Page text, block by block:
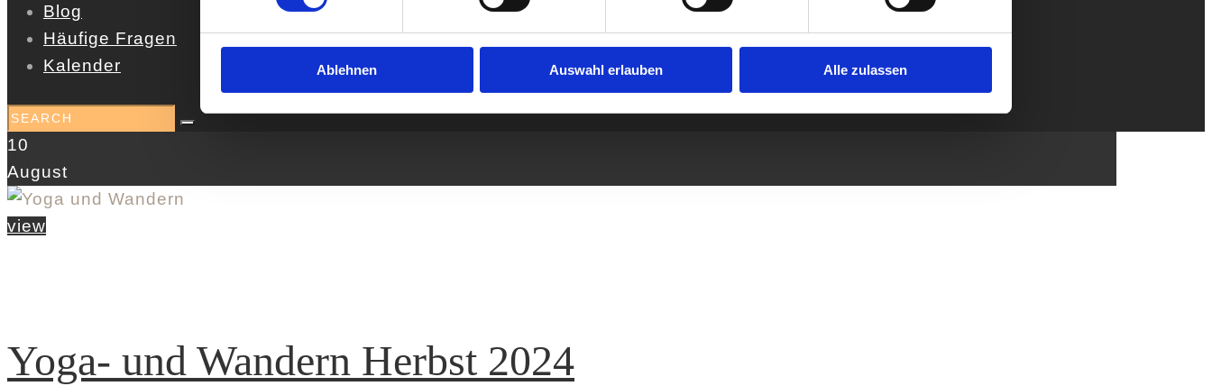
Ablehnen Auswahl erlauben Alle zulassen
Blog
Häufige Fragen
Kalender
10
August
view
Yoga- und Wandern Herbst 2024